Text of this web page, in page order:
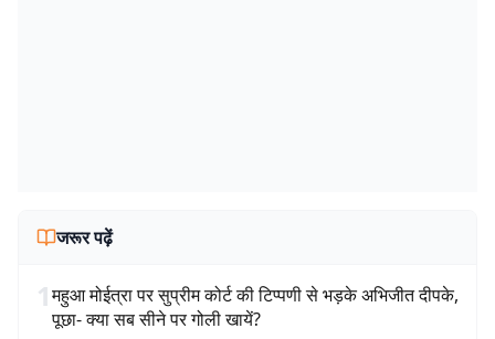
जरूर पढ़ें
1महुआ मोईत्रा पर सुप्रीम कोर्ट की टिप्पणी से भड़के अभिजीत दीपके,
पूछा- क्या सब सीने पर गोली खायें?